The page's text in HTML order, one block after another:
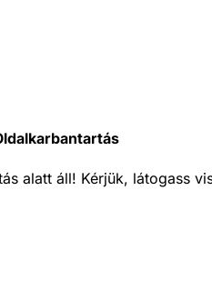
alatt áll! Kérjük, látogass